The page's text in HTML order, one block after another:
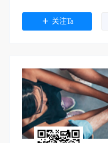
关注Ta